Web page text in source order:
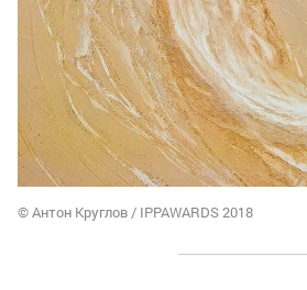
© Антон Круглов / IPPAWARDS 2018